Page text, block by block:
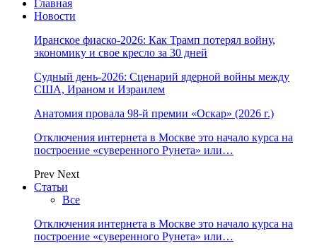
Главная
Новости
Иранское фиаско-2026: Как Трамп потерял войну,
экономику и свое кресло за 30 дней
Судный день-2026: Сценарий ядерной войны между
США, Ираном и Израилем
Анатомия провала 98-й премии «Оскар» (2026 г.)
Отключения интернета в Москве это начало курса на
построение «суверенного Рунета» или…
Prev Next
Статьи
Все
Отключения интернета в Москве это начало курса на
построение «суверенного Рунета» или…